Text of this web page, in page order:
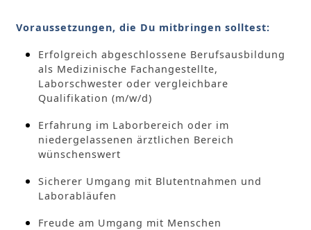
Voraussetzungen, die Du mitbringen solltest:
Erfolgreich abgeschlossene Berufsausbildung
als Medizinische Fachangestellte,
Laborschwester oder vergleichbare
Qualifikation (m/w/d)
Erfahrung im Laborbereich oder im
niedergelassenen ärztlichen Bereich
wünschenswert
Sicherer Umgang mit Blutentnahmen und
Laborabläufen
Freude am Umgang mit Menschen